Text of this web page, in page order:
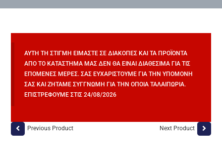
ΑΥΤΉ ΤΗ ΣΤΙΓΜΉ ΕΊΜΑΣΤΕ ΣΕ ΔΙΑΚΟΠΈΣ ΚΑΙ ΤΑ ΠΡΟΪΌΝΤΑ
ΑΠΌ ΤΟ ΚΑΤΆΣΤΗΜΆ ΜΑΣ ΔΕΝ ΘΑ ΕΊΝΑΙ ΔΙΑΘΈΣΙΜΑ ΓΙΑ ΤΙΣ
ΕΠΌΜΕΝΕΣ ΜΈΡΕΣ. ΣΑΣ ΕΥΧΑΡΙΣΤΟΎΜΕ ΓΙΑ ΤΗΝ ΥΠΟΜΟΝΉ
ΣΑΣ ΚΑΙ ΖΗΤΆΜΕ ΣΥΓΓΝΏΜΗ ΓΙΑ ΤΗΝ ΌΠΟΙΑ ΤΑΛΑΙΠΩΡΊΑ.
ΕΠΙΣΤΡΈΦΟΥΜΕ ΣΤΙΣ 24/08/2026
Previous Product Next Product